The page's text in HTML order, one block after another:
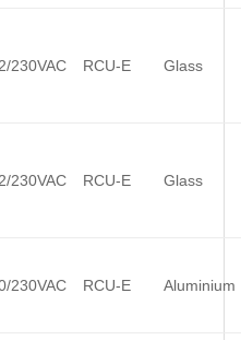
230VAC RCU-E Glass
230VAC RCU-E Glass
230VAC RCU-E Aluminium